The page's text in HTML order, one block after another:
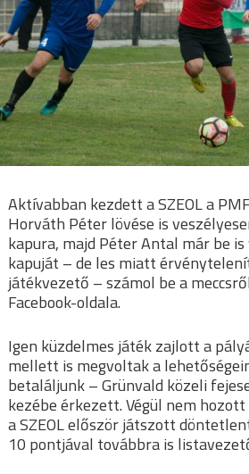
Aktívabban kezdett a SZEOL a
Horváth Péter lövése is
kapura, majd Péter Antal már be
kapuját – de les miatt
játékvezető – számol be a meccsről
Facebook-oldala.
Igen küzdelmes játék zajlott a
mellett is megvoltak a
betaláljunk – Grünvald közeli
kezébe érkezett. Végül nem
a SZEOL először játszott
10 pontjával továbbra is